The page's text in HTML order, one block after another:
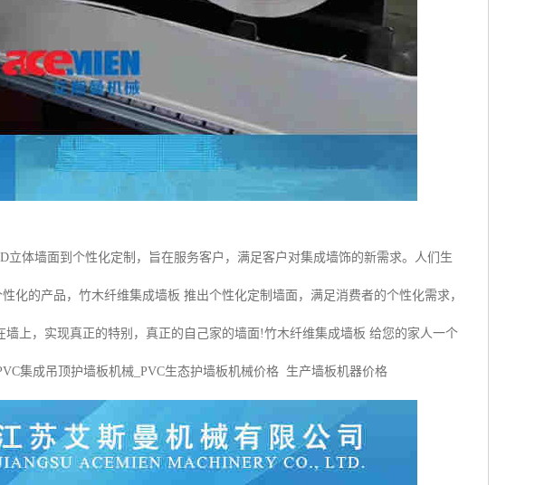
体墙面到个性化定制，旨在服务客户，满足客户对集成墙饰的新需求。人们生
化的产品，竹木纤维集成墙板 推出个性化定制墙面，满足消费者的个性化需求，
上，实现真正的特别，真正的自己家的墙面!竹木纤维集成墙板 给您的家人一个
集成吊顶护墙板机械_PVC生态护墙板机械价格 生产墙板机器价格